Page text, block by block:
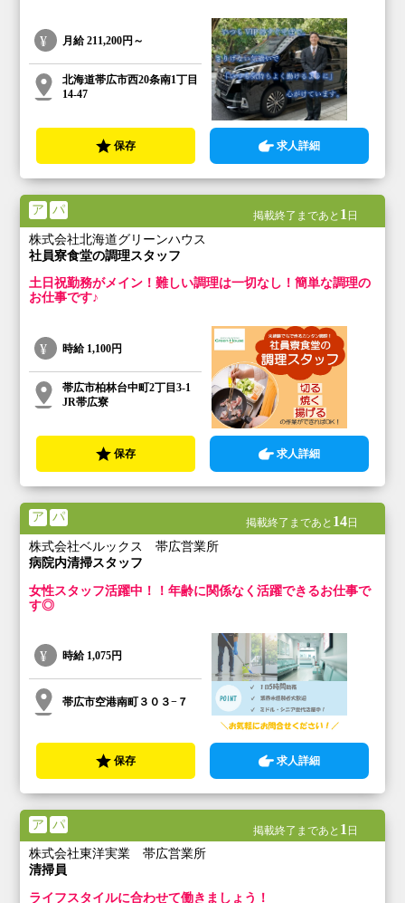
月給211,200円～
北海道帯広市西20条南1丁目
14-47
保存 求人詳細
ア パ 掲載終了まであと 1 日
株式会社北海道グリーンハウス
社員寮食堂の調理スタッフ
土日祝勤務がメイン！難しい調理は一切なし！簡単な調理の
お仕事です♪
時給 1,100円
帯広市柏林台中町2丁目3-1
JR帯広寮
保存 求人詳細
ア パ 掲載終了まであと 14日
株式会社ベルックス 帯広営業所
病院内清掃スタッフ
女性スタッフ活躍中！！年齢に関係なく活躍できるお仕事で
す◎
時給 1,075円
帯広市空港南町３０３−７
保存 求人詳細
ア パ 掲載終了まであと 1 日
株式会社東洋実業 帯広営業所
清掃員
ライフスタイルに合わせて働きましょう！